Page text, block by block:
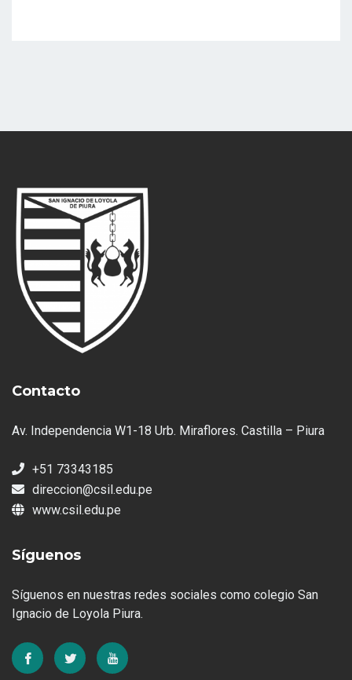
Contacto
Av. Independencia W1-18 Urb. Miraflores. Castilla – Piura
+51 73343185
direccion@csil.edu.pe
www.csil.edu.pe
Síguenos
Síguenos en nuestras redes sociales como colegio San
Ignacio de Loyola Piura.